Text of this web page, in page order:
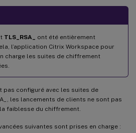
TLS_RSA_
ont été entièrement
l’application Citrix Workspace pour
charge les suites de chiffrement
pas configuré avec les suites de
les lancements de clients ne sont pas
faiblesse du chiffrement.
suivantes sont prises en charge :